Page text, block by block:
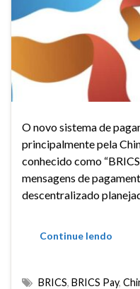
O novo sistema de
principalmente pela
conhecido como
mensagens de
descentralizado
Continue lendo
BRICS, BRICS Pay,